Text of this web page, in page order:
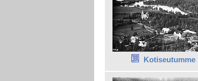
Kotiseutumme